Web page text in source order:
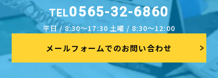
TEL0565-32-6860
平日 / 8:30～17:30 土曜 / 8:30～12:00
メールフォームでのお問い合わせ